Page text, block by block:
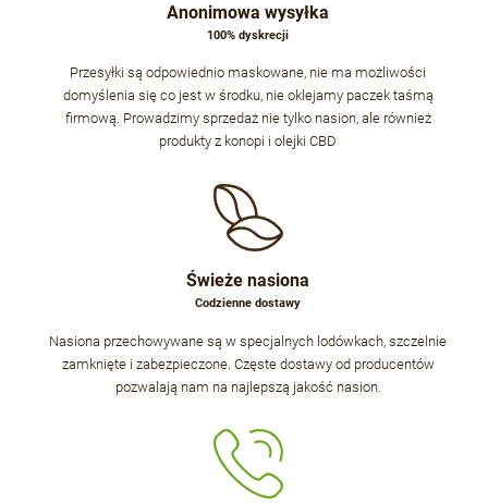
Anonimowa wysyłka
100% dyskrecji
Przesyłki są odpowiednio maskowane, nie ma możliwości
domyślenia się co jest w środku, nie oklejamy paczek taśmą
firmową. Prowadzimy sprzedaż nie tylko nasion, ale również
produkty z konopi i olejki CBD
Świeże nasiona
Codzienne dostawy
Nasiona przechowywane są w specjalnych lodówkach, szczelnie
zamknięte i zabezpieczone. Częste dostawy od producentów
pozwalają nam na najlepszą jakość nasion.